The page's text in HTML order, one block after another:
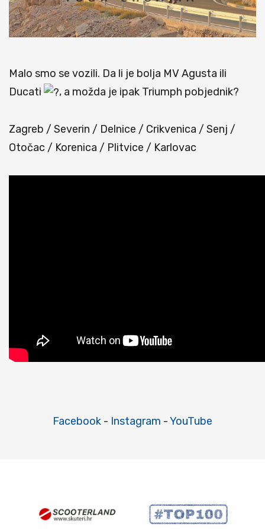
Malo smo se vozili. Da li je bolja MV Agusta ili
Ducati
, a možda je ipak Triumph pobjednik?
Zagreb / Severin / Delnice / Crikvenica / Senj /
Otočac / Korenica / Plitvice / Karlovac
Facebook - Instagram -YouTube